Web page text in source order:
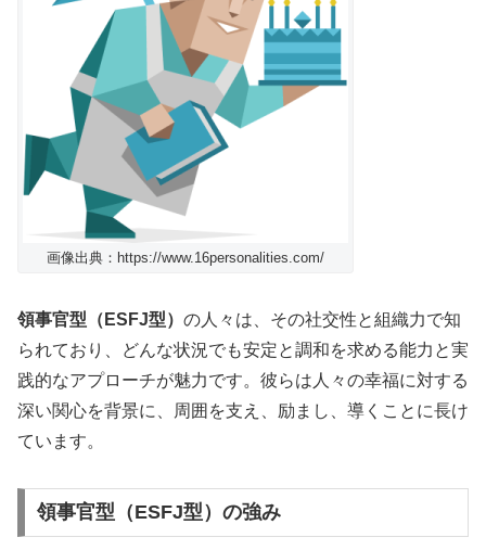
画像出典：https://www.16personalities.com/
領事官型（ESFJ型） の人々は、その社交性と組織力で知
られており、どんな状況でも安定と調和を求める能力と実
践的なアプローチが魅力です。彼らは人々の幸福に対する
深い関心を背景に、周囲を支え、励まし、導くことに長け
ています。
領事官型（ESFJ型）の強み